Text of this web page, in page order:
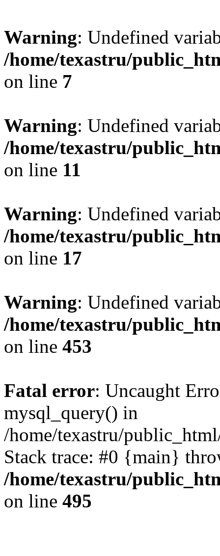
Warning: Undefined
/home/texastru/
on line 7
Warning: Undefined
/home/texastru/
on line 11
Warning: Undefined
/home/texastru/
on line 17
Warning: Undefined
/home/texastru/
on line 453
Fatal error: Uncaught
mysql_query() in
/home/texastru/
Stack trace: #0 {main}
/home/texastru/
on line 495